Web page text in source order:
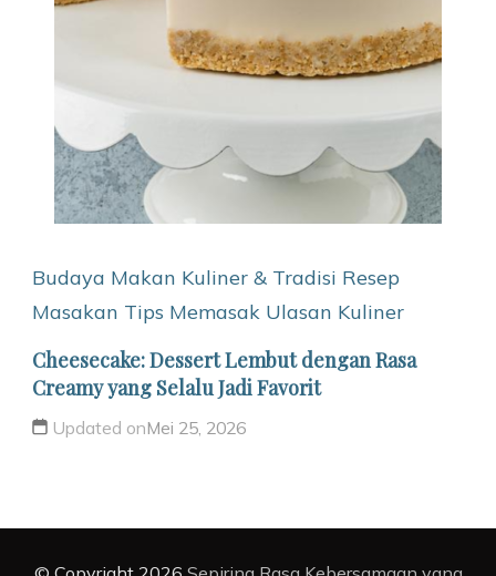
Budaya Makan Kuliner & Tradisi Resep
Masakan Tips Memasak Ulasan Kuliner
Cheesecake: Dessert Lembut dengan Rasa
Creamy yang Selalu Jadi Favorit
Updated onMei 25, 2026